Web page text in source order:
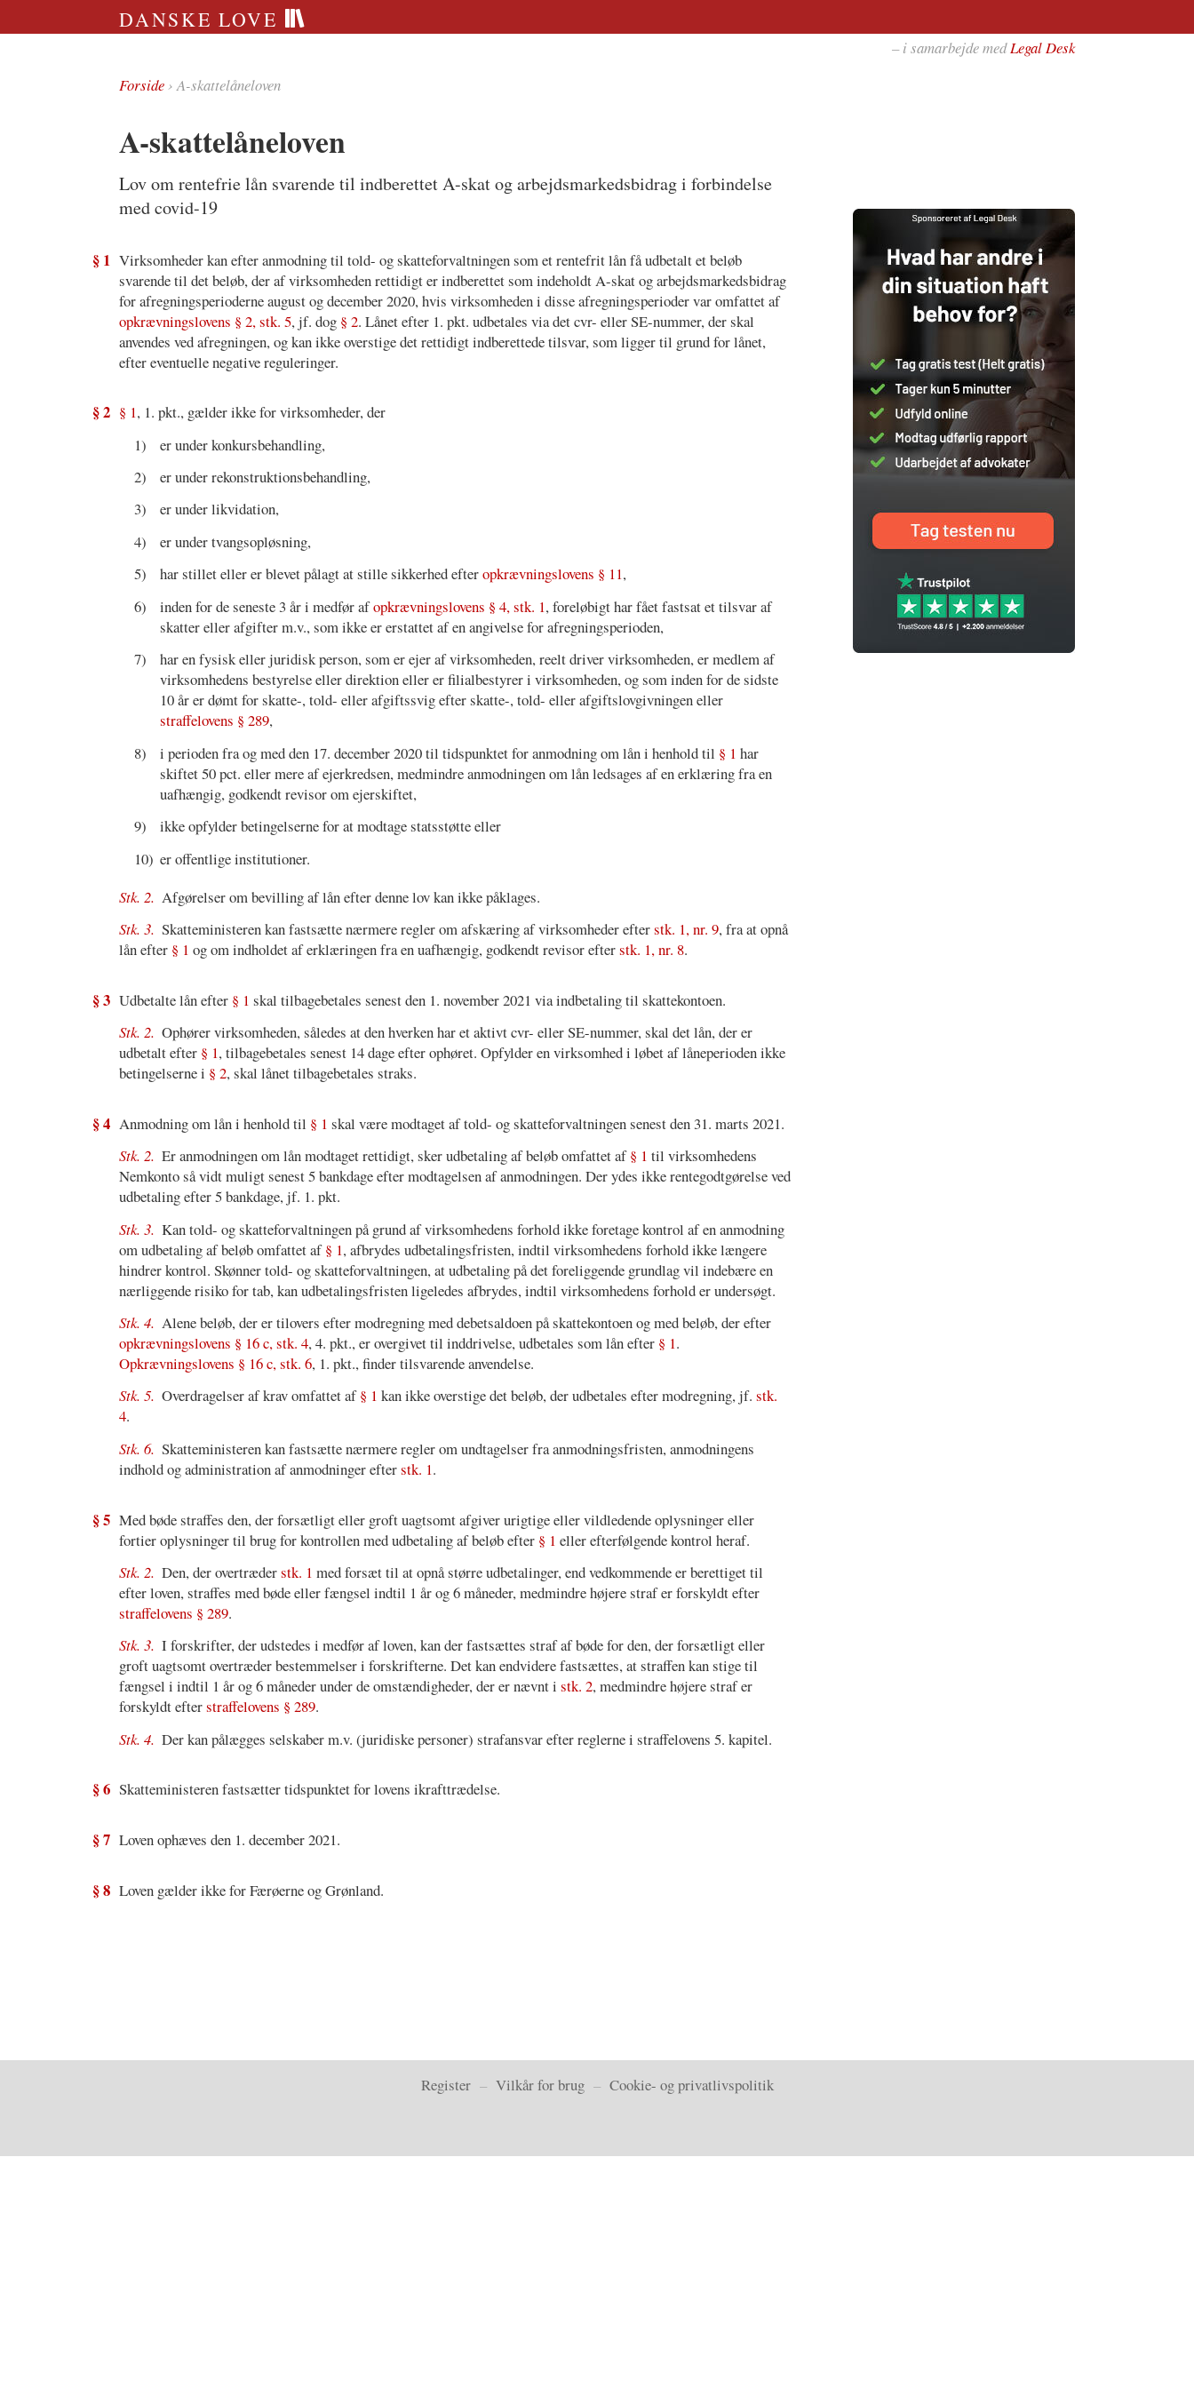
DANSKE LOVE
– i samarbejde medLegal Desk
Forside› A-skattelåneloven
A-skattelåneloven
Lov om rentefrie lån svarende til indberettet A-skat og arbejdsmarkedsbidrag i forbindelse
med covid-19
§ 1 Virksomheder kan efter anmodning til told- og skatteforvaltningen som et rentefrit lån få udbetalt et beløb
svarende til det beløb, der af virksomheden rettidigt er indberettet som indeholdt A-skat og arbejdsmarkedsbidrag
for afregningsperioderne august og december 2020, hvis virksomheden i disse afregningsperioder var omfattet af
opkrævningslovens § 2, stk. 5, jf. dog § 2. Lånet efter 1. pkt. udbetales via det cvr- eller SE-nummer, der skal
anvendes ved afregningen, og kan ikke overstige det rettidigt indberettede tilsvar, som ligger til grund for lånet,
efter eventuelle negative reguleringer.
§ 2 § 1, 1. pkt., gælder ikke for virksomheder, der
1)
er under konkursbehandling,
2)
er under rekonstruktionsbehandling,
3)
er under likvidation,
4)
er under tvangsopløsning,
5)
har stillet eller er blevet pålagt at stille sikkerhed efteropkrævningslovens § 11,
6)
inden for de seneste 3 år i medfør afopkrævningslovens § 4, stk. 1, foreløbigt har fået fastsat et tilsvar af
skatter eller afgifter m.v., som ikke er erstattet af en angivelse for afregningsperioden,
7)
har en fysisk eller juridisk person, som er ejer af virksomheden, reelt driver virksomheden, er medlem af
virksomhedens bestyrelse eller direktion eller er filialbestyrer i virksomheden, og som inden for de sidste
10 år er dømt for skatte-, told- eller afgiftssvig efter skatte-, told- eller afgiftslovgivningen eller
straffelovens § 289,
8)
i perioden fra og med den 17. december 2020 til tidspunktet for anmodning om lån i henhold til § 1 har
skiftet 50 pct. eller mere af ejerkredsen, medmindre anmodningen om lån ledsages af en erklæring fra en
uafhængig, godkendt revisor om ejerskiftet,
9)
ikke opfylder betingelserne for at modtage statsstøtte eller
10) er offentlige institutioner.
Stk. 2. Afgørelser om bevilling af lån efter denne lov kan ikke påklages.
Stk. 3. Skatteministeren kan fastsætte nærmere regler om afskæring af virksomheder efterstk. 1, nr. 9, fra at opnå
lån efter § 1 og om indholdet af erklæringen fra en uafhængig, godkendt revisor efterstk. 1, nr. 8.
§ 3 Udbetalte lån efter § 1 skal tilbagebetales senest den 1. november 2021 via indbetaling til skattekontoen.
Stk. 2. Ophører virksomheden, således at den hverken har et aktivt cvr- eller SE-nummer, skal det lån, der er
udbetalt efter § 1, tilbagebetales senest 14 dage efter ophøret. Opfylder en virksomhed i løbet af låneperioden ikke
betingelserne i § 2, skal lånet tilbagebetales straks.
§ 4 Anmodning om lån i henhold til § 1 skal være modtaget af told- og skatteforvaltningen senest den 31. marts 2021.
Stk. 2. Er anmodningen om lån modtaget rettidigt, sker udbetaling af beløb omfattet af§ 1 til virksomhedens
Nemkonto så vidt muligt senest 5 bankdage efter modtagelsen af anmodningen. Der ydes ikke rentegodtgørelse ved
udbetaling efter 5 bankdage, jf. 1. pkt.
Stk. 3. Kan told- og skatteforvaltningen på grund af virksomhedens forhold ikke foretage kontrol af en anmodning
om udbetaling af beløb omfattet af§ 1, afbrydes udbetalingsfristen, indtil virksomhedens forhold ikke længere
hindrer kontrol. Skønner told- og skatteforvaltningen, at udbetaling på det foreliggende grundlag vil indebære en
nærliggende risiko for tab, kan udbetalingsfristen ligeledes afbrydes, indtil virksomhedens forhold er undersøgt.
Stk. 4. Alene beløb, der er tilovers efter modregning med debetsaldoen på skattekontoen og med beløb, der efter
opkrævningslovens § 16 c, stk. 4, 4. pkt., er overgivet til inddrivelse, udbetales som lån efter § 1.
Opkrævningslovens § 16 c, stk. 6, 1. pkt., finder tilsvarende anvendelse.
Stk. 5. Overdragelser af krav omfattet af§ 1 kan ikke overstige det beløb, der udbetales efter modregning, jf. stk.
4.
Stk. 6. Skatteministeren kan fastsætte nærmere regler om undtagelser fra anmodningsfristen, anmodningens
indhold og administration af anmodninger efterstk. 1.
§ 5 Med bøde straffes den, der forsætligt eller groft uagtsomt afgiver urigtige eller vildledende oplysninger eller
fortier oplysninger til brug for kontrollen med udbetaling af beløb efter § 1 eller efterfølgende kontrol heraf.
Stk. 2. Den, der overtræderstk. 1 med forsæt til at opnå større udbetalinger, end vedkommende er berettiget til
efter loven, straffes med bøde eller fængsel indtil 1 år og 6 måneder, medmindre højere straf er forskyldt efter
straffelovens § 289.
Stk. 3. I forskrifter, der udstedes i medfør af loven, kan der fastsættes straf af bøde for den, der forsætligt eller
groft uagtsomt overtræder bestemmelser i forskrifterne. Det kan endvidere fastsættes, at straffen kan stige til
fængsel i indtil 1 år og 6 måneder under de omstændigheder, der er nævnt istk. 2, medmindre højere straf er
forskyldt efterstraffelovens § 289.
Stk. 4. Der kan pålægges selskaber m.v. (juridiske personer) strafansvar efter reglerne i straffelovens 5. kapitel.
§ 6 Skatteministeren fastsætter tidspunktet for lovens ikrafttrædelse.
§ 7 Loven ophæves den 1. december 2021.
§ 8 Loven gælder ikke for Færøerne og Grønland.
Register– Vilkår for brug– Cookie- og privatlivspolitik